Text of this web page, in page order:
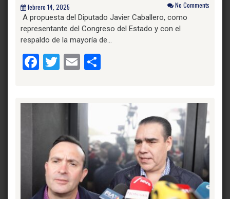
febrero 14, 2025 No Comments
A propuesta del Diputado Javier Caballero, como
representante del Congreso del Estado y con el
respaldo de la mayoría de…
Facebook
Twitter
Email